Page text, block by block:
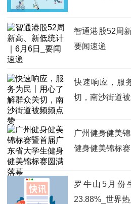
智通港股52周
要闻速递
快速响应，服
切，南沙街道
广州健身健美
健身健美锦标
罗牛山5月份
23.88%_世界